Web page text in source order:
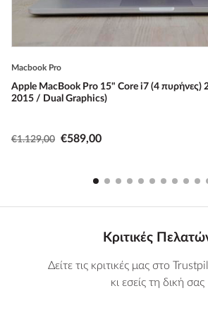
Macbook Pro
Apple MacBook Pro 15" Core i7 (4 πυρήνες)
2015 / Dual Graphics)
€1.129,00 €589,00
Κριτικές
Δείτε τις κριτικές μας στο
κι εσείς τη δική σας